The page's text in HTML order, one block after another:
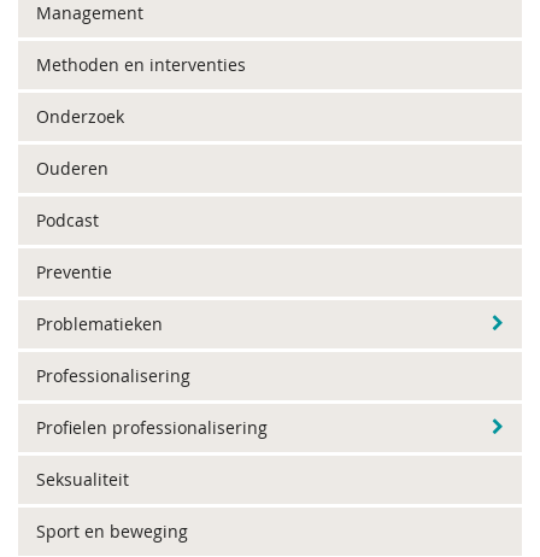
Management
Methoden en interventies
Onderzoek
Ouderen
Podcast
Preventie
Problematieken
Professionalisering
Profielen professionalisering
Seksualiteit
Sport en beweging